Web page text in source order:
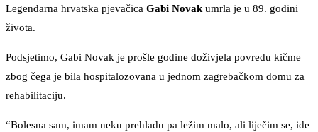
Legendarna hrvatska pjevačica Gabi Novak umrla je u 89. godini
života.
Podsjetimo, Gabi Novak je prošle godine doživjela povredu kičme
zbog čega je bila hospitalozovana u jednom zagrebačkom domu za
rehabilitaciju.
“Bolesna sam, imam neku prehladu pa ležim malo, ali liječim se, ide